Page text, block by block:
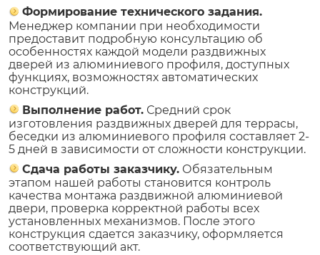
Формирование технического задания.
Менеджер компании при необходимости
предоставит подробную консультацию об
особенностях каждой модели раздвижных
дверей из алюминиевого профиля, доступных
функциях, возможностях автоматических
конструкций.
Выполнение работ. Средний срок
изготовления раздвижных дверей для террасы,
беседки из алюминиевого профиля составляет 2-
5 дней в зависимости от сложности конструкции.
Сдача работы заказчику. Обязательным
этапом нашей работы становится контроль
качества монтажа раздвижной алюминиевой
двери, проверка корректной работы всех
установленных механизмов. После этого
конструкция сдается заказчику, оформляется
соответствующий акт.